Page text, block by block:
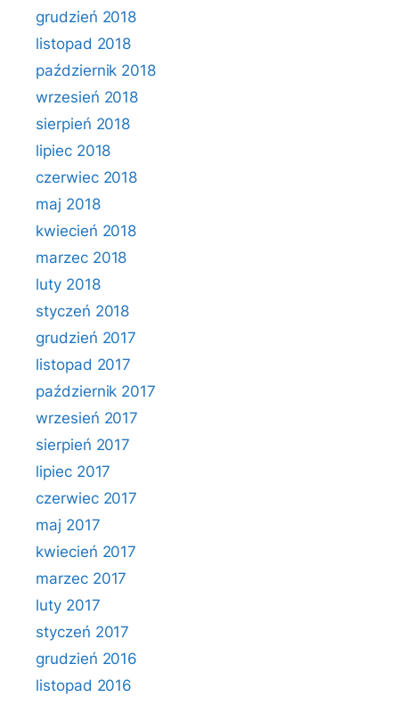
grudzień 2018
listopad 2018
październik 2018
wrzesień 2018
sierpień 2018
lipiec 2018
czerwiec 2018
maj 2018
kwiecień 2018
marzec 2018
luty 2018
styczeń 2018
grudzień 2017
listopad 2017
październik 2017
wrzesień 2017
sierpień 2017
lipiec 2017
czerwiec 2017
maj 2017
kwiecień 2017
marzec 2017
luty 2017
styczeń 2017
grudzień 2016
listopad 2016